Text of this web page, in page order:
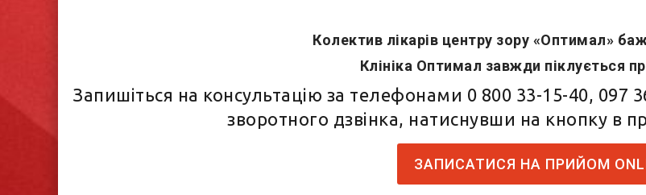
Колектив лікарів центру зору «Оптимал»
Клініка Оптимал завжди піклується
Запишіться на консультацію за телефонами 0 800 33-15-40, 097
зворотного дзвінка, натиснувши на кнопку в
ЗАПИСАТИСЯ НА ПРИЙОМ